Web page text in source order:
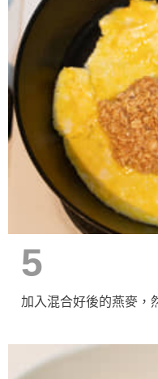
5
加入混合好後的燕麥，